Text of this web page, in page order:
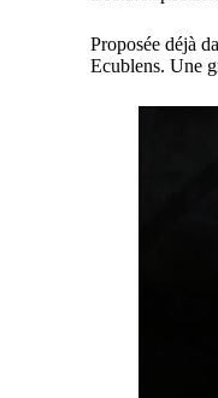
Proposée déjà
Ecublens. Une